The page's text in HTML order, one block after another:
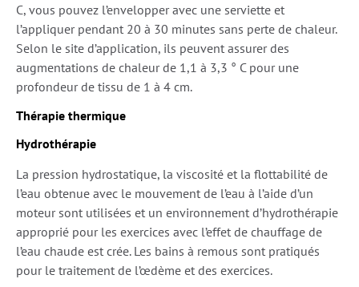
C, vous pouvez l’envelopper avec une serviette et
l’appliquer pendant 20 à 30 minutes sans perte de chaleur.
Selon le site d’application, ils peuvent assurer des
augmentations de chaleur de 1,1 à 3,3 ° C pour une
profondeur de tissu de 1 à 4 cm.
Thérapie thermique
Hydrothérapie
La pression hydrostatique, la viscosité et la flottabilité de
l’eau obtenue avec le mouvement de l’eau à l’aide d’un
moteur sont utilisées et un environnement d’hydrothérapie
approprié pour les exercices avec l’effet de chauffage de
l’eau chaude est crée. Les bains à remous sont pratiqués
pour le traitement de l’œdème et des exercices.